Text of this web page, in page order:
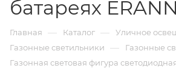
батареях
Главная — Каталог — Уличное
Газонные светильники — Газонные
Газонная световая фигура